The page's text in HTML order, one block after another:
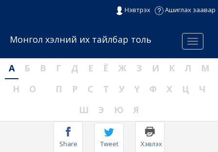
Нэвтрэх Ашиглах заавар
Menu
Монгол хэлний их тайлбар толь
А Б В Г Д Е Ё Ж З И К Л
М
Н
О П Р С Т У Ү Ф Х Ц
Ч
Ш
Э Ю Я
Share Tweet Хэвлэх